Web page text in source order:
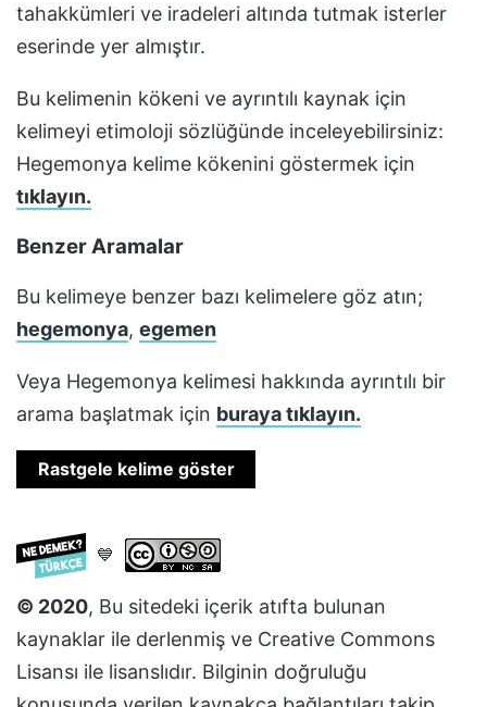
tahakkümleri ve iradeleri altında tutmak isterler
eserinde yer almıştır.
Bu kelimenin kökeni ve ayrıntılı kaynak için
kelimeyi etimoloji sözlüğünde inceleyebilirsiniz:
Hegemonya kelime kökenini göstermek için
tıklayın.
Benzer Aramalar
Bu kelimeye benzer bazı kelimelere göz atın;
hegemonya, egemen
Veya Hegemonya kelimesi hakkında ayrıntılı bir
arama başlatmak için buraya tıklayın.
Rastgele kelime göster
💙
© 2020, Bu sitedeki içerik atıfta bulunan
kaynaklar ile derlenmiş ve Creative Commons
Lisansı ile lisanslıdır. Bilginin doğruluğu